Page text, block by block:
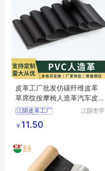
皮革工厂批发仿碳纤维皮革
草席纹按摩椅人造革汽车皮
革面料
江阴皮革工厂
江阴市宇
￥ 11.50